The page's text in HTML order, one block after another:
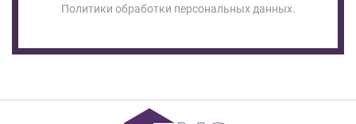
Политики обработки персональных данных.